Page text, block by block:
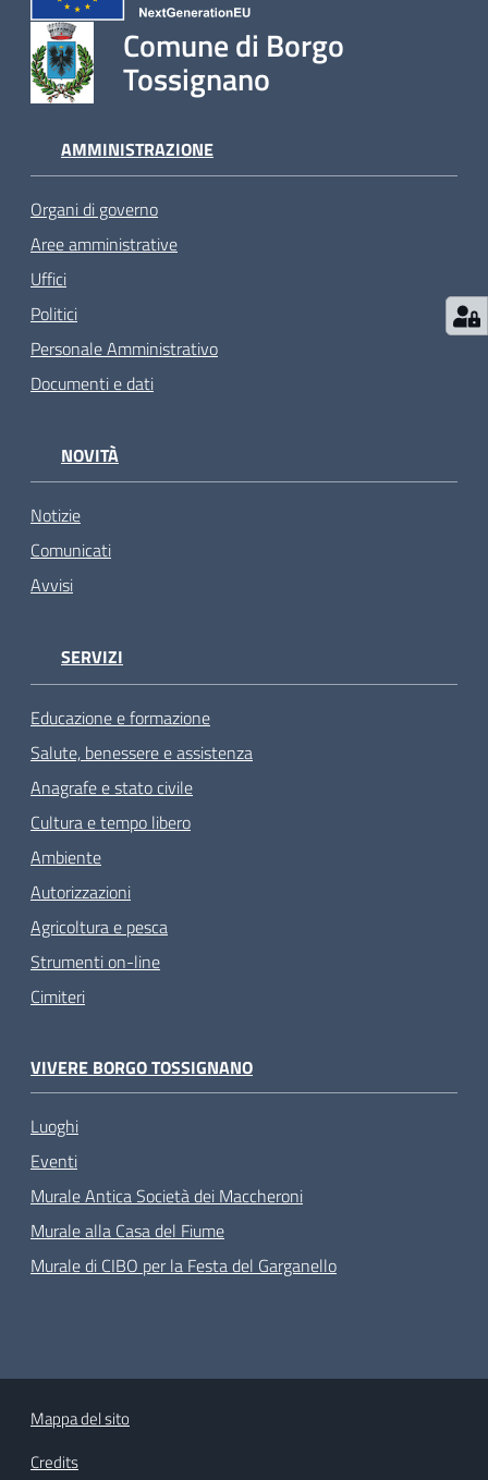
Comune di Borgo
Tossignano
AMMINISTRAZIONE
Organi di governo
Aree amministrative
Uffici
Politici
Personale Amministrativo
Documenti e dati
NOVITÀ
Notizie
Comunicati
Avvisi
SERVIZI
Educazione e formazione
Salute, benessere e assistenza
Anagrafe e stato civile
Cultura e tempo libero
Ambiente
Autorizzazioni
Agricoltura e pesca
Strumenti on-line
Cimiteri
VIVERE BORGO TOSSIGNANO
Luoghi
Eventi
Murale Antica Società dei Maccheroni
Murale alla Casa del Fiume
Murale di CIBO per la Festa del Garganello
Mappa del sito
Credits